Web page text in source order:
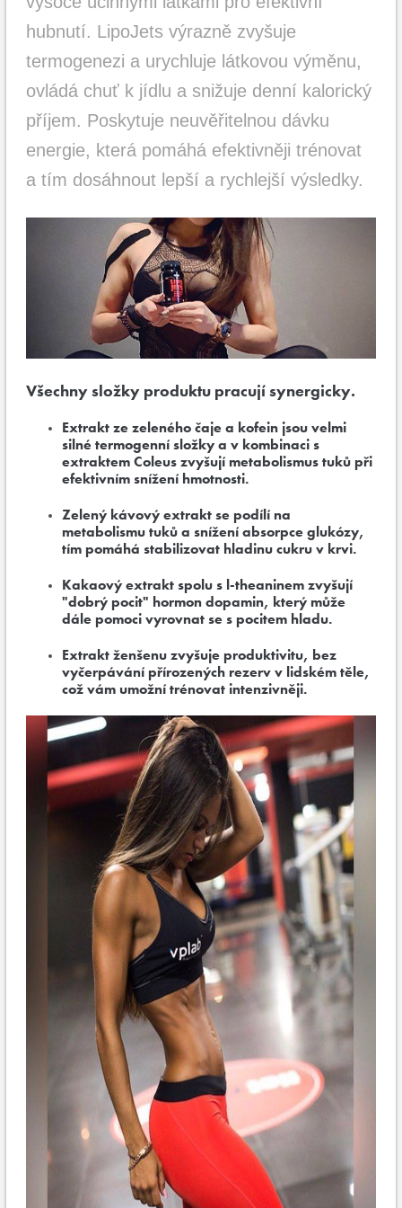
hubnutí. LipoJets výrazně zvyšuje
termogenezi a urychluje látkovou výměnu,
ovládá chuť k jídlu a snižuje denní kalorický
příjem. Poskytuje neuvěřitelnou dávku
energie, která pomáhá efektivněji trénovat
a tím dosáhnout lepší a rychlejší výsledky.
Všechny složky produktu pracují synergicky.
Extrakt ze zeleného čaje a kofein jsou velmi
silné termogenní složky a v kombinaci s
extraktem Coleus zvyšují metabolismus tuků při
efektivním snížení hmotnosti.
Zelený kávový extrakt se podílí na
metabolismu tuků a snížení absorpce glukózy,
tím pomáhá stabilizovat hladinu cukru v krvi.
Kakaový extrakt spolu s l-theaninem zvyšují
"dobrý pocit" hormon dopamin, který může
dále pomoci vyrovnat se s pocitem hladu.
Extrakt ženšenu zvyšuje produktivitu, bez
vyčerpávání přírozených rezerv v lidském těle,
což vám umožní trénovat intenzivněji.